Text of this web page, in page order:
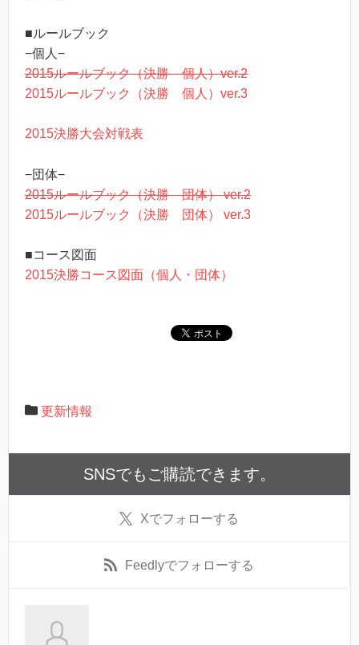
■ルールブック
−個人−
2015ルールブック（決勝 個人）ver.2
2015ルールブック（決勝 個人）ver.3
2015決勝大会対戦表
−団体−
2015ルールブック（決勝 団体） ver.2
2015ルールブック（決勝 団体） ver.3
■コース図面
2015決勝コース図面（個人・団体）
更新情報
SNSでもご購読できます。
Xでフォローする
Feedlyでフォローする